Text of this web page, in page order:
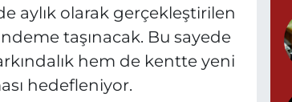
aylık olarak gerçekleştirilen
taşınacak. Bu sayede
hem de kentte yeni
hedefleniyor.